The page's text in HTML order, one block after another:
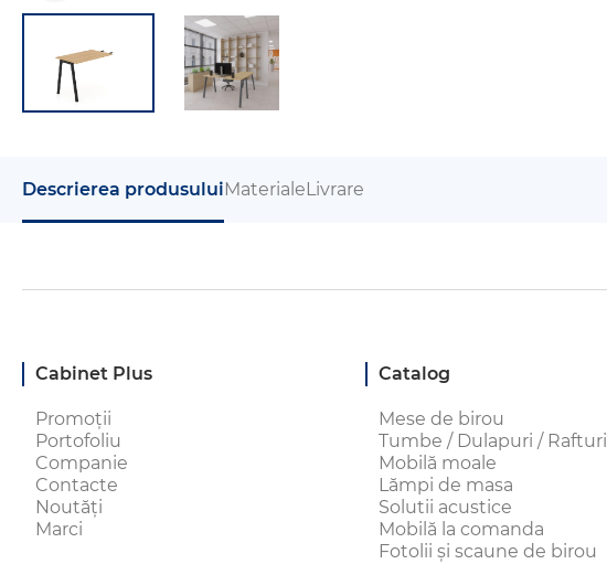
Descrierea produsuluiMaterialeLivrare
Cabinet Plus
Promoții
Portofoliu
Companie
Contacte
Noutăți
Marci
Catalog
Mese de birou
Tumbe / Dulapuri / Rafturi
Mobilă moale
Lămpi de masa
Solutii acustice
Mobilă la comanda
Fotolii și scaune de birou